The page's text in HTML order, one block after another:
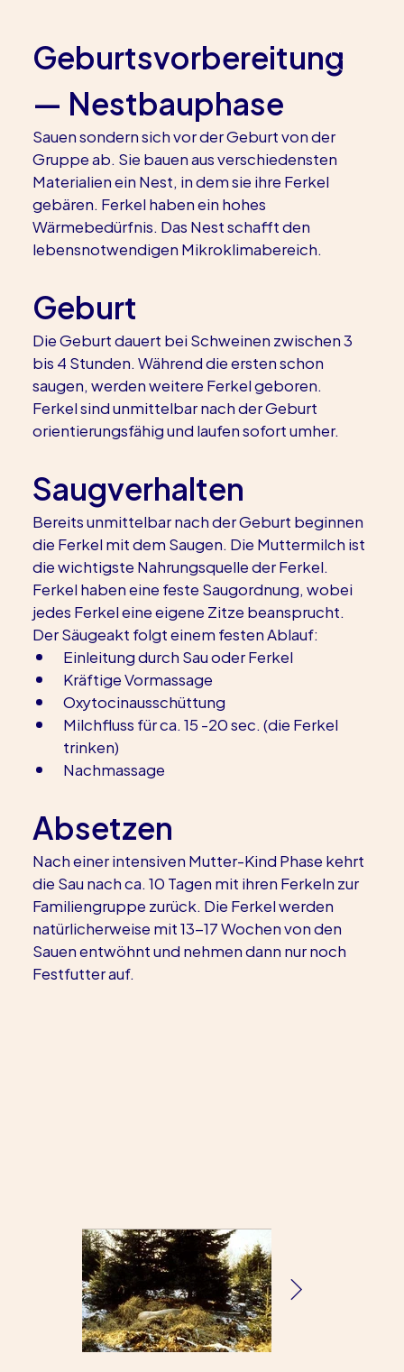
Geburtsvorbereitung
— Nestbauphase
Sauen sondern sich vor der Geburt von der
Gruppe ab. Sie bauen aus verschiedensten
Materialien ein Nest, in dem sie ihre Ferkel
gebären. Ferkel haben ein hohes
Wärmebedürfnis. Das Nest schafft den
lebensnotwendigen Mikroklimabereich.
Geburt
Die Geburt dauert bei Schweinen zwischen 3
bis 4 Stunden. Während die ersten schon
saugen, werden weitere Ferkel geboren.
Ferkel sind unmittelbar nach der Geburt
orientierungsfähig und laufen sofort umher.
Saugverhalten
Bereits unmittelbar nach der Geburt beginnen
die Ferkel mit dem Saugen. Die Muttermilch ist
die wichtigste Nahrungsquelle der Ferkel.
Ferkel haben eine feste Saugordnung, wobei
jedes Ferkel eine eigene Zitze beansprucht.
Der Säugeakt folgt einem festen Ablauf:
Einleitung durch Sau oder Ferkel
Kräftige Vormassage
Oxytocinausschüttung
Milchfluss für ca. 15 -20 sec. (die Ferkel
trinken)
Nachmassage
Absetzen
Nach einer intensiven Mutter-Kind Phase kehrt
die Sau nach ca. 10 Tagen mit ihren Ferkeln zur
Familiengruppe zurück. Die Ferkel werden
natürlicherweise mit 13-17 Wochen von den
Sauen entwöhnt und nehmen dann nur noch
Festfutter auf.